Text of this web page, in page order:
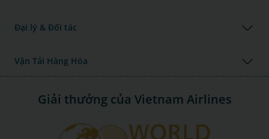
Đại lý & Đối tác
Vận Tải Hàng Hóa
Giải thưởng của Vietnam Airlines